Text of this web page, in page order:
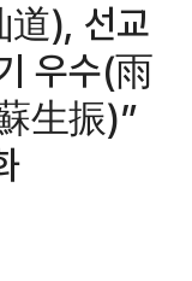
道), 선교
우수(雨
生振)”